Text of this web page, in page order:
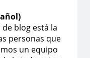
blog está la
personas que
un equipo